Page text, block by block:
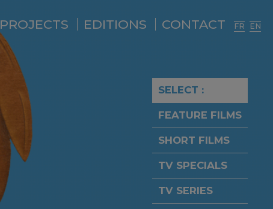
PROJECTS EDITIONS CONTACT FR EN
SELECT :
FEATURE FILMS
SHORT FILMS
TV SPECIALS
TV SERIES